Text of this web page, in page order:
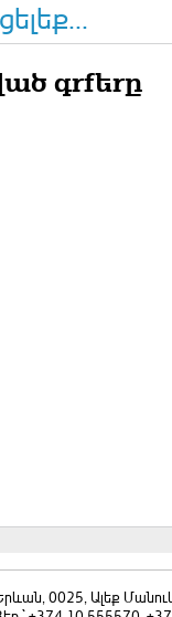
գրքերը
0025, Ալեք